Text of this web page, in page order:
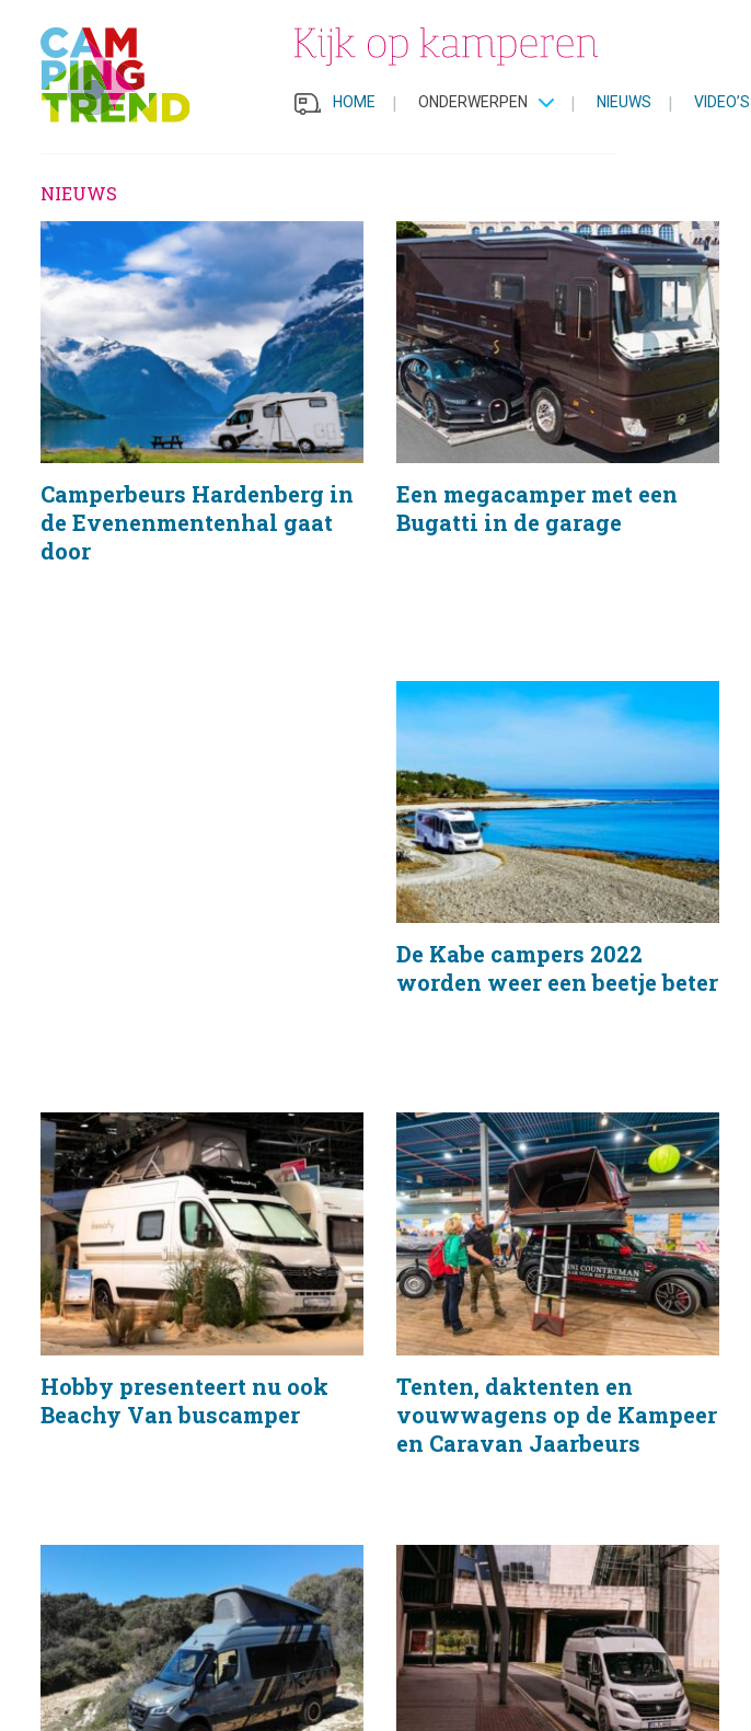
HOME | ONDERWERPEN | NIEUWS | VIDEO’S
Campers
De laatste nieuwtjes op het gebied van
campers
NIEUWS
Camperbeurs Hardenberg in
de Evenenmentenhal gaat
door
Een megacamper met een
Bugatti in de garage
De Kabe campers 2022
worden weer een beetje beter
Hobby presenteert nu ook
Beachy Van buscamper
Tenten, daktenten en
vouwwagens op de Kampeer
en Caravan Jaarbeurs